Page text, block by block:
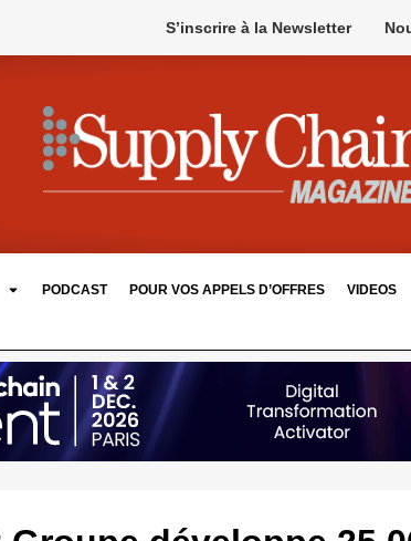
S’inscrire à la Newsletter
PODCAST POUR VOS APPELS D’OFFRES VIDEOS